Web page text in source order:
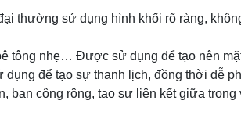
thường sử dụng hình khối rõ ràng,
tông nhẹ… Được sử dụng để tạo nên
để tạo sự thanh lịch, đồng thời dễ
công rộng, tạo sự liên kết giữa trong